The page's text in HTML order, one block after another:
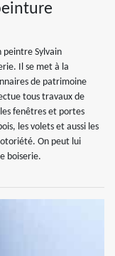
peintre Sylvain
Il se met à la
de patrimoine
tous travaux de
fenêtres et portes
les volets et aussi les
On peut lui
boiserie.